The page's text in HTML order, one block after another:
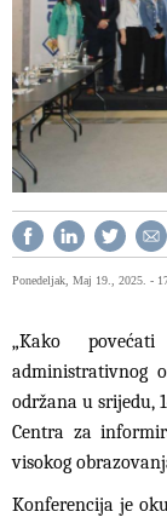
Ponedeljak, Maj 19., 2025. -
„Kako
administrativnog
održana u srijedu,
Centra za
visokog
Konferencija je